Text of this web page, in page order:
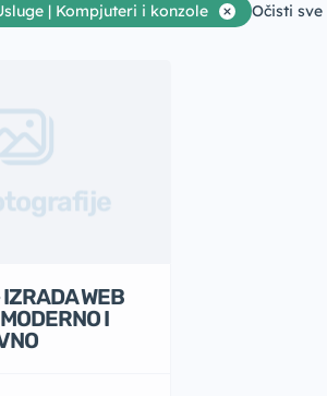
| Kompjuteri i konzole Očisti sve
WEB
I